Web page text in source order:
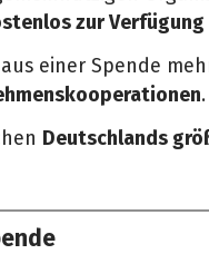
zur Verfügung
einer Spende
.
Deutschlands